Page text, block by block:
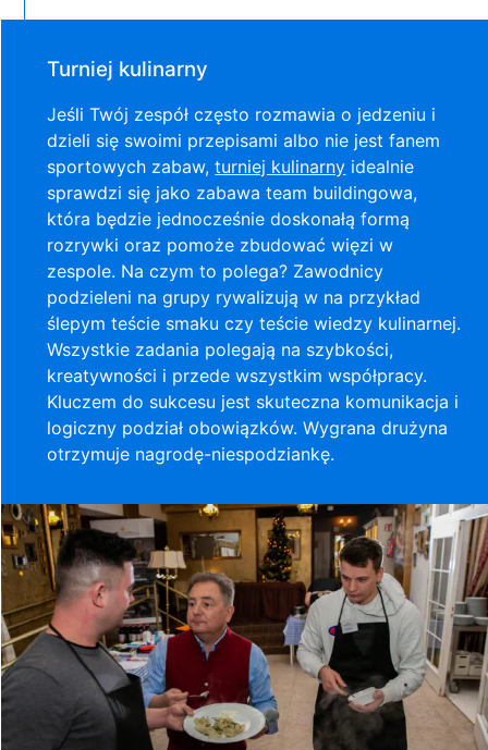
Turniej kulinarny
Jeśli Twój zespół często rozmawia o jedzeniu i
dzieli się swoimi przepisami albo nie jest fanem
sportowych zabaw,turniej kulinarny idealnie
sprawdzi się jako zabawa team buildingowa,
która będzie jednocześnie doskonałą formą
rozrywki oraz pomoże zbudować więzi w
zespole. Na czym to polega? Zawodnicy
podzieleni na grupy rywalizują w na przykład
ślepym teście smaku czy teście wiedzy kulinarnej.
Wszystkie zadania polegają na szybkości,
kreatywności i przede wszystkim współpracy.
Kluczem do sukcesu jest skuteczna komunikacja i
logiczny podział obowiązków. Wygrana drużyna
otrzymuje nagrodę-niespodziankę.